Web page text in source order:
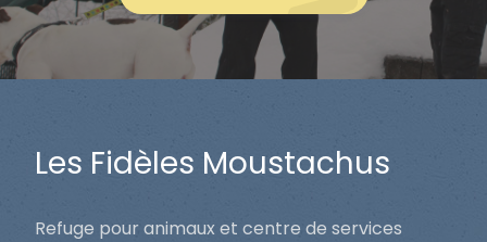
Les Fidèles Moustachus
Refuge pour animaux et centre de services